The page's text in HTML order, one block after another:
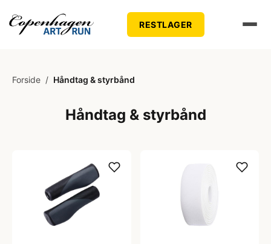
RESTLAGER
Forside / Håndtag & styrbånd
Håndtag & styrbånd